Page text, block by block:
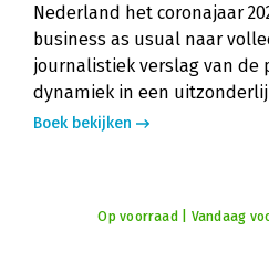
Nederland het coronajaar
business as usual naar
journalistiek verslag van de
dynamiek in een
Boek bekijken
Op voorraad | Vandaag